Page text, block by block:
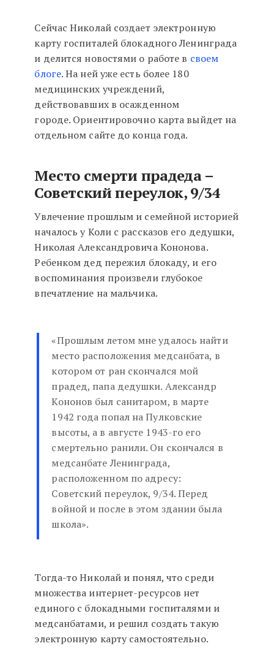
Сейчас Николай создает электронную
карту госпиталей блокадного Ленинграда
и делится новостями о работе в своем
блоге. На ней уже есть более 180
медицинских учреждений,
действовавших в осажденном
городе. Ориентировочно карта выйдет на
отдельном сайте до конца года.
Место смерти прадеда –
Советский переулок, 9/34
Увлечение прошлым и семейной историей
началось у Коли с рассказов его дедушки,
Николая Александровича Кононова.
Ребенком дед пережил блокаду, и его
воспоминания произвели глубокое
впечатление на мальчика.
«Прошлым летом мне удалось найти
место расположения медсанбата, в
котором от ран скончался мой
прадед, папа дедушки. Александр
Кононов был санитаром, в марте
1942 года попал на Пулковские
высоты, а в августе 1943-го его
смертельно ранили. Он скончался в
медсанбате Ленинграда,
расположенном по адресу:
Советский переулок, 9/34. Перед
войной и после в этом здании была
школа».
Тогда-то Николай и понял, что среди
множества интернет-ресурсов нет
единого с блокадными госпиталями и
медсанбатами, и решил создать такую
электронную карту самостоятельно.